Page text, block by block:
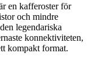
en kafferoster för
och mindre
legendariska
konnektiviteten,
kompakt format.